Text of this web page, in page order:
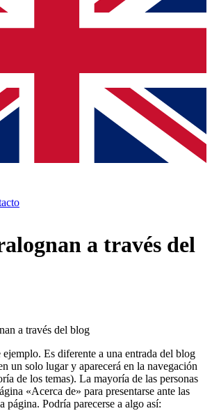
a través del
a través del blog
ejemplo. Es diferente a una entrada del blog
un solo lugar y aparecerá en la navegación
de los temas). La mayoría de las personas
«Acerca de» para presentarse ante las
página. Podría parecerse a algo así: